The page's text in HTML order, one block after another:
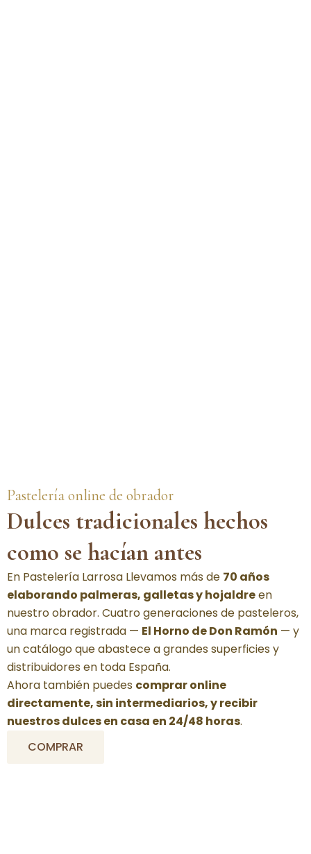
Pastelería online de obrador
Dulces tradicionales hechos
como se hacían antes
En Pastelería Larrosa Llevamos más de 70 años
elaborando palmeras, galletas y hojaldreen
nuestro obrador. Cuatro generaciones de pasteleros,
una marca registrada — El Horno de Don Ramón — y
un catálogo que abastece a grandes superficies y
distribuidores en toda España.
Ahora también puedes comprar online
directamente, sin intermediarios, y recibir
nuestros dulces en casa en 24/48 horas.
COMPRAR